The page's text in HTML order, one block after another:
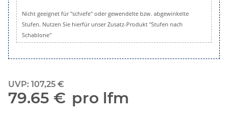
Zusätzlich: Gesamte rechtwinklige Stufe in Breite und
Nicht geeignet für "schiefe" oder gewendelte bzw. abgewinkelte
Stufen. Nutzen Sie hierfür unser Zusatz-Produkt "Stufen nach
Schablone"
UVP: 107,25 €
79.65 € pro lfm